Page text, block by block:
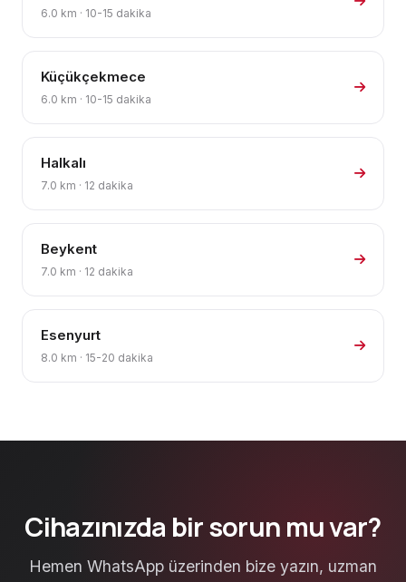
6.0 km · 10-15 dakika
Küçükçekmece
6.0 km · 10-15 dakika
Halkalı
7.0 km · 12 dakika
Beykent
7.0 km · 12 dakika
Esenyurt
8.0 km · 15-20 dakika
Cihazınızda bir sorun mu var?
Hemen WhatsApp üzerinden bize yazın, uzman